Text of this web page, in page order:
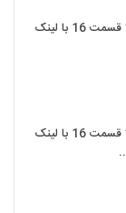
دانلود سریال هیولا قسمت 16 با لینک
دانلود سریال هیولا قسمت 16 با لینک